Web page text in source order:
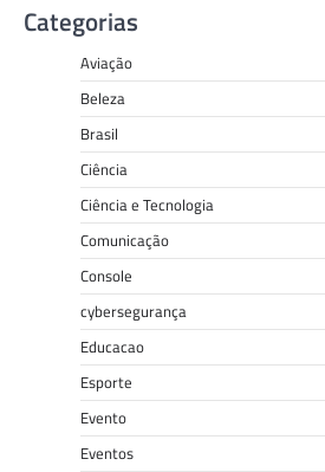
Categorias
Aviação
Beleza
Brasil
Ciência
Ciência e Tecnologia
Comunicação
Console
cybersegurança
Educacao
Esporte
Evento
Eventos